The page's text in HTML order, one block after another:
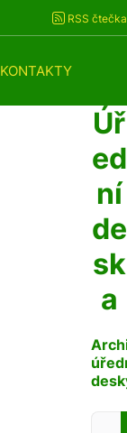
RSS čtečka
KONTAKTY
Úř
ed
ní
de
sk
a